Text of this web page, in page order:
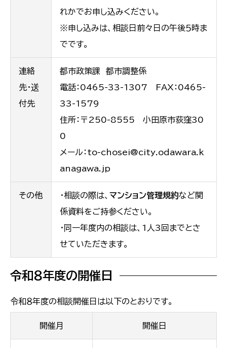
れかでお申し込みください。
※申し込みは、相談日前々日の午後５時ま
でです。
連絡
先・送
付先
都市政策課 都市調整係
電話：0465-33-1307 FAX：0465-
33-1579
住所：〒250-8555 小田原市荻窪30
0
メール：to-chosei@city.odawara.k
anagawa.jp
その他 ・相談の際は、 マンション管理規約など関
係資料をご持参ください。
・同一年度内の相談は、1人3回までとさ
せていただきます。
令和８年度の開催日
令和８年度の相談開催日は以下のとおりです。
開催月 開催日